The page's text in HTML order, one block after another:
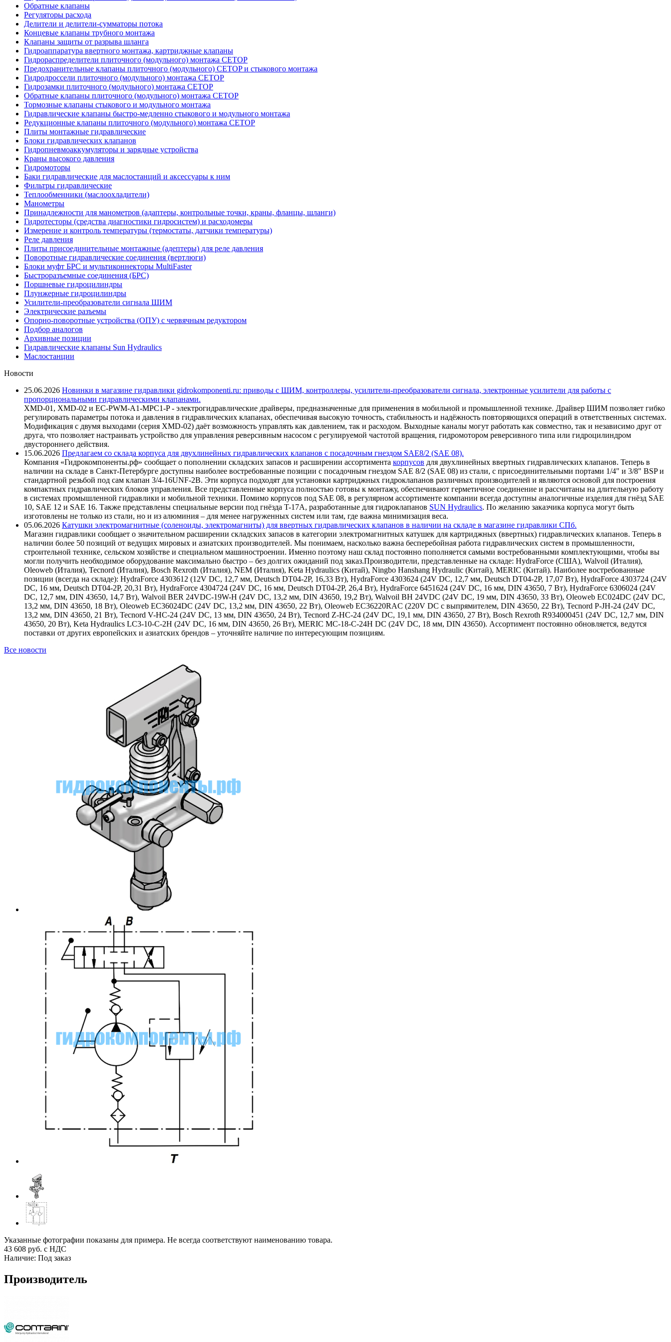
Обратные клапаны
Регуляторы расхода
Делители и делители-сумматоры потока
Концевые клапаны трубного монтажа
Клапаны защиты от разрыва шланга
Гидроаппаратура ввертного монтажа, картриджные клапаны
Гидрораспределители плиточного (модульного) монтажa CETOP
Предохранительные клапаны плиточного (модульного) CETOP и стыкового монтажа
Гидродроссели плиточного (модульного) монтажа CETOP
Гидрозамки плиточного (модульного) монтажа CETOP
Обратные клапаны плиточного (модульного) монтажа CETOP
Тормозные клапаны стыкового и модульного монтажа
Гидравлические клапаны быстро-медленно стыкового и модульного монтажа
Редукционные клапаны плиточного (модульного) монтажа CETOP
Плиты монтажные гидравлические
Блоки гидравлических клапанов
Гидропневмоаккумуляторы и зарядные устройства
Краны высокого давления
Гидромоторы
Баки гидравлические для маслостанций и аксессуары к ним
Фильтры гидравлические
Теплообменники (маслоохладители)
Манометры
Принадлежности для манометров (адаптеры, контрольные точки, краны, фланцы, шланги)
Гидротесторы (средства диагностики гидросистем) и расходомеры
Измерение и контроль температуры (термостаты, датчики температуры)
Реле давления
Плиты присоединительные монтажные (адептеры) для реле давления
Поворотные гидравлические соединения (вертлюги)
Блоки муфт БРС и мультиконнекторы MultiFaster
Быстроразъемные соединения (БРС)
Поршневые гидроцилиндры
Плунжерные гидроцилиндры
Усилители-преобразователи сигнала ШИМ
Электрические разъемы
Опорно-поворотные устройства (ОПУ) с червячным редуктором
Подбор аналогов
Архивные позиции
Гидравлические клапаны Sun Hydraulics
Маслостанции
Новости
25.06.2026 Новинки в магазине гидравлики gidrokomponenti.ru: приводы с ШИМ, контроллеры, усилители-преобразователи сигнала, электронные усилители для работы с
пропорциональными гидравлическими клапанами.
XMD-01, XMD-02 и EC-PWM-A1-MPC1-P - электрогидравлические драйверы, предназначенные для применения в мобильной и промышленной технике. Драйвер ШИМ позволяет гибко
регулировать параметры потока и давления в гидравлических клапанах, обеспечивая высокую точность, стабильность и надёжность повторяющихся операций в ответственных системах.
Модификация с двумя выходами (серия XMD-02) даёт возможность управлять как давлением, так и расходом. Выходные каналы могут работать как совместно, так и независимо друг от
друга, что позволяет настраивать устройство для управления реверсивным насосом с регулируемой частотой вращения, гидромотором реверсивного типа или гидроцилиндром
двустороннего действия.
15.06.2026 Предлагаем со склада корпуса для двухлинейных гидравлических клапанов с посадочным гнездом SAE8/2 (SAE 08).
Компания «Гидрокомпоненты.рф» сообщает о пополнении складских запасов и расширении ассортимента корпусов для двухлинейных ввертных гидравлических клапанов. Теперь в
наличии на складе в Санкт-Петербурге доступны наиболее востребованные позиции с посадочным гнездом SAE 8/2 (SAE 08) из стали, с присоединительными портами 1/4" и 3/8" BSP и
стандартной резьбой под сам клапан 3/4-16UNF-2B. Эти корпуса подходят для установки картриджных гидроклапанов различных производителей и являются основой для построения
компактных гидравлических блоков управления. Все представленные корпуса полностью готовы к монтажу, обеспечивают герметичное соединение и рассчитаны на длительную работу
в системах промышленной гидравлики и мобильной техники. Помимо корпусов под SAE 08, в регулярном ассортименте компании всегда доступны аналогичные изделия для гнёзд SAE
10, SAE 12 и SAE 16. Также представлены специальные версии под гнёзда T-17A, разработанные для гидроклапанов SUN Hydraulics. По желанию заказчика корпуса могут быть
изготовлены не только из стали, но и из алюминия – для менее нагруженных систем или там, где важна минимизация веса.
05.06.2026 Катушки электромагнитные (соленоиды, электромагниты) для ввертных гидравлических клапанов в наличии на складе в магазине гидравлики СПб.
Магазин гидравлики сообщает о значительном расширении складских запасов в категории электромагнитных катушек для картриджных (ввертных) гидравлических клапанов. Теперь в
наличии более 50 позиций от ведущих мировых и азиатских производителей. Мы понимаем, насколько важна бесперебойная работа гидравлических систем в промышленности,
строительной технике, сельском хозяйстве и специальном машиностроении. Именно поэтому наш склад постоянно пополняется самыми востребованными комплектующими, чтобы вы
могли получить необходимое оборудование максимально быстро – без долгих ожиданий под заказ.Производители, представленные на складе: HydraForce (США), Walvoil (Италия),
Oleoweb (Италия), Tecnord (Италия), Bosch Rexroth (Италия), NEM (Италия), Keta Hydraulics (Китай), Ningbo Hanshang Hydraulic (Китай), MERIC (Китай). Наиболее востребованные
позиции (всегда на складе): HydraForce 4303612 (12V DC, 12,7 мм, Deutsch DT04-2P, 16,33 Вт), HydraForce 4303624 (24V DC, 12,7 мм, Deutsch DT04-2P, 17,07 Вт), HydraForce 4303724 (24V
DC, 16 мм, Deutsch DT04-2P, 20,31 Вт), HydraForce 4304724 (24V DC, 16 мм, Deutsch DT04-2P, 26,4 Вт), HydraForce 6451624 (24V DC, 16 мм, DIN 43650, 7 Вт), HydraForce 6306024 (24V
DC, 12,7 мм, DIN 43650, 14,7 Вт), Walvoil BER 24VDC-19W-H (24V DC, 13,2 мм, DIN 43650, 19,2 Вт), Walvoil BH 24VDC (24V DC, 19 мм, DIN 43650, 33 Вт), Oleoweb EC024DC (24V DC,
13,2 мм, DIN 43650, 18 Вт), Oleoweb EC36024DC (24V DC, 13,2 мм, DIN 43650, 22 Вт), Oleoweb EC36220RAC (220V DC с выпрямителем, DIN 43650, 22 Вт), Tecnord P-JH-24 (24V DC,
13,2 мм, DIN 43650, 21 Вт), Tecnord V-HC-24 (24V DC, 13 мм, DIN 43650, 24 Вт), Tecnord Z-HC-24 (24V DC, 19,1 мм, DIN 43650, 27 Вт), Bosch Rexroth R934000451 (24V DC, 12,7 мм, DIN
43650, 20 Вт), Keta Hydraulics LC3-10-C-2H (24V DC, 16 мм, DIN 43650, 26 Вт), MERIC MC-18-C-24H DC (24V DC, 18 мм, DIN 43650). Ассортимент постоянно обновляется, ведутся
поставки от других европейских и азиатских брендов – уточняйте наличие по интересующим позициям.
Все новости
Указанные фотографии показаны для примера. Не всегда соответствуют наименованию товара.
43 608 руб. с НДС
Наличие: Под заказ
Производитель